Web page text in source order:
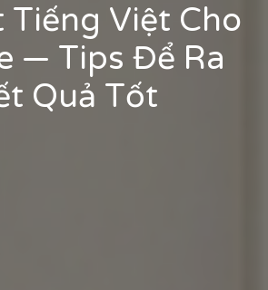
Tiếng Việt Cho
— Tips Để Ra
Quả Tốt